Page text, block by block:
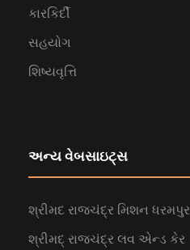
કારકિર્દી
સહયોગ
શિષ્યવૃત્તિ
અન્ય વેબસાઇટ્સ
શ્રીમદ રાજચંદ્ર મિશન ધરમપુર
શ્રીમદ્ રાજચંદ્ર લવ એન્ડ કેર